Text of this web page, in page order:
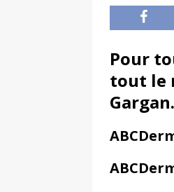
Pour
tout le
Gargan.